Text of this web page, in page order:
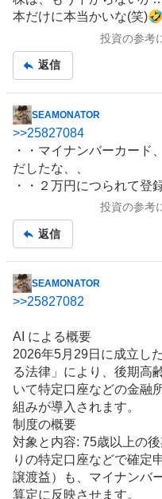
示
板
本だけに本当かいな(笑
投資の参考
返信
掲
示
記
SEAMONATOR
>>25827084
・・ マイナンバーカード
だしたな、、
・・２万円につられて登
投資の参考
返信
掲
示
記
事
SEAMONATOR
>>25827082
AI による概要
2026年5月29日に成立し
る法律」により、後期高
いて特定口座などの金融
組みが導入されます。
制度の概要
対象と内容: 75歳以上の
りの特定口座などで確定
譲渡益）も、 マイナンバ
算定に反映させます。